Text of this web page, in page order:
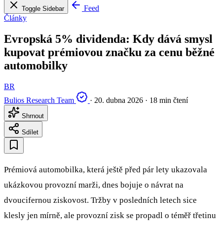
Toggle Sidebar
Feed
Články
Evropská 5% dividenda: Kdy dává smysl
kupovat prémiovou značku za cenu běžné
automobilky
BR
Bulios Research Team
· 20. dubna 2026 · 18 min čtení
Shrnout
Sdílet
Prémiová automobilka, která ještě před pár lety ukazovala
ukázkovou provozní marži, dnes bojuje o návrat na
dvoucifernou ziskovost. Tržby v posledních letech sice
klesly jen mírně, ale provozní zisk se propadl o téměř třetinu